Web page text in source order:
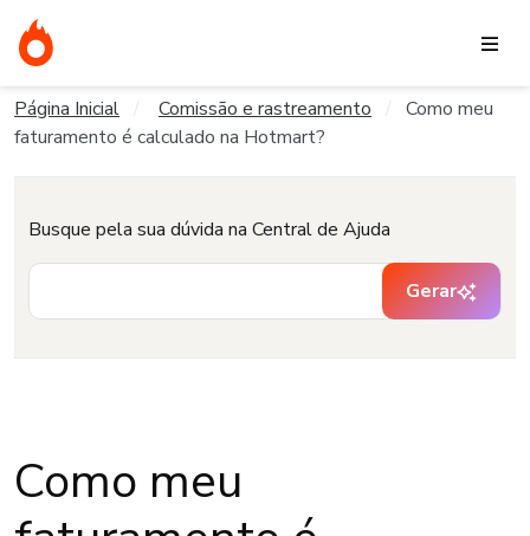
Página Inicial Comissão e rastreamento
Como meu
faturamento é calculado na Hotmart?
Busque pela sua dúvida na Central de Ajuda
Gerar
Como meu